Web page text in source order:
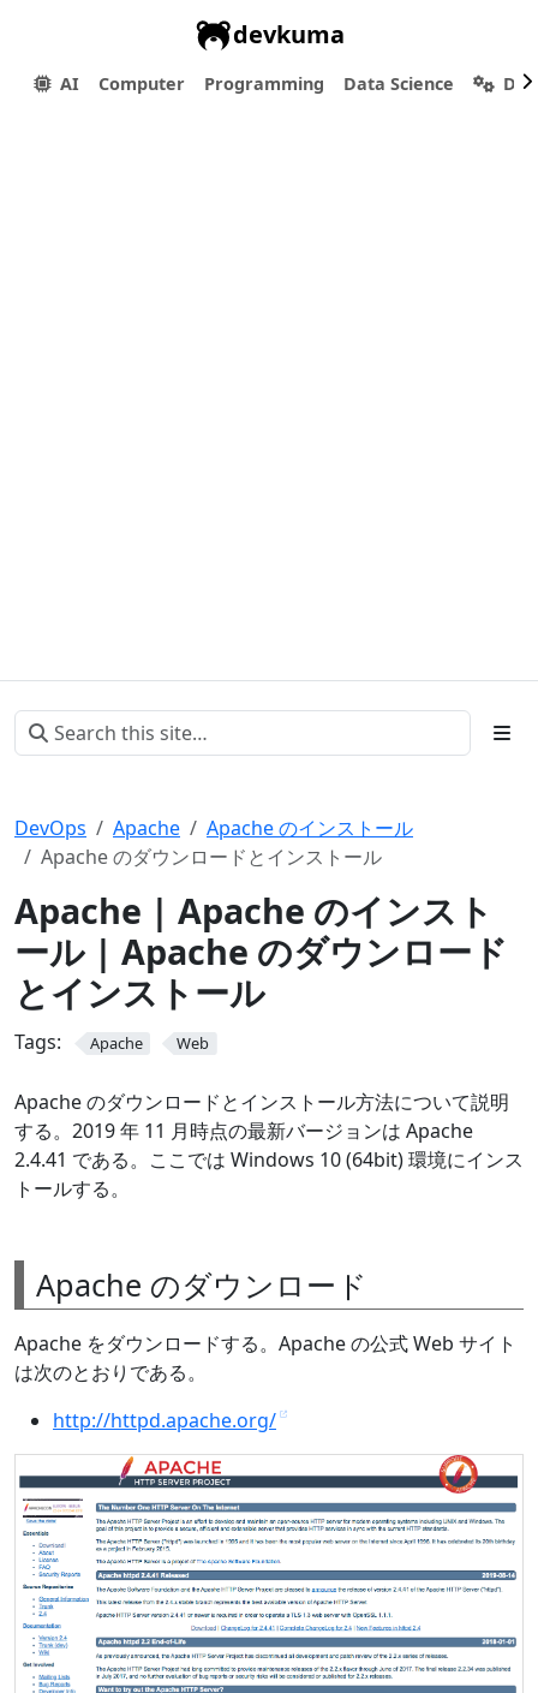
devkuma
AI Computer Programming Data Science
DevOps Apache
Apache のインストール
Apache のダウンロードとインストール
Apache | Apache のインスト
ール | Apache のダウンロード
とインストール
Tags: Apache Web
Apache のダウンロードとインストール方法について説明
する。2019 年 11 月時点の最新バージョンは Apache
2.4.41 である。ここでは Windows 10 (64bit) 環境にインス
トールする。
Apache のダウンロード
Apache をダウンロードする。Apache の公式 Web サイト
は次のとおりである。
http://httpd.apache.org/